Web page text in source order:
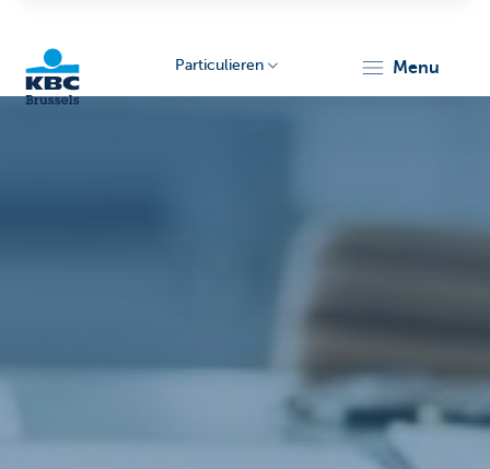
Particulieren menu